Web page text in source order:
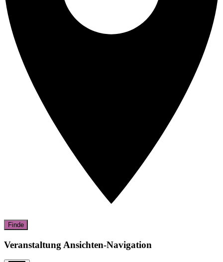
Finde
Veranstaltung Ansichten-Navigation